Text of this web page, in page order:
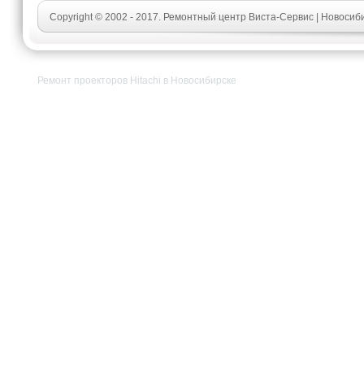
Copyright © 2002 - 2017. Ремонтный центр Виста-Сервис |
Ремонт проекторов Hitachi в Новосибирске